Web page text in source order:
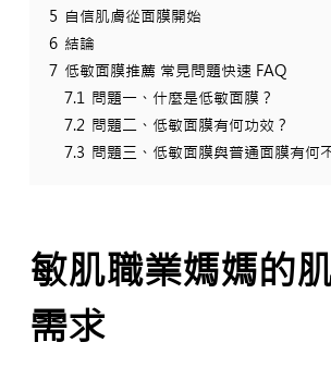
5 自信肌膚從面膜開始
6 結論
7 低敏面膜推薦 常見問題快速 FAQ
7.1 問題一、什麼是低敏面膜？
7.2 問題二、低敏面膜有何功效？
7.3 問題三、低敏面膜與普通面膜有何
敏肌職業媽媽的
需求